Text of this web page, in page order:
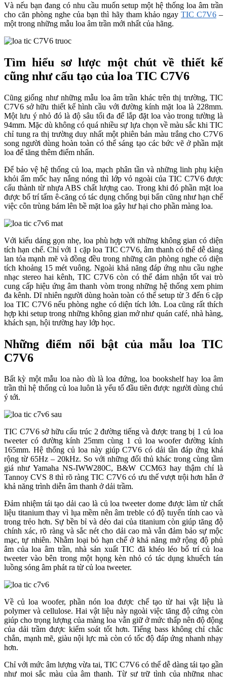
Và nếu bạn đang có nhu cầu muốn setup một hệ thống loa âm trần
cho căn phòng nghe của bạn thì hãy tham khảo ngay TIC C7V6–
một trong những mẫu loa âm trần mới nhất của hãng.
Tìm hiểu sơ lược một chút về thiết kế
cũng như cấu tạo của loa TIC C7V6
Cũng giống như những mẫu loa âm trần khác trên thị trường, TIC
C7V6 sở hữu thiết kế hình cầu với đường kính mặt loa là 228mm.
Một lưu ý nhỏ đó là độ sâu tối đa để lắp đặt loa vào trong tường là
94mm. Mặc dù không có quá nhiều sự lựa chọn về màu sắc khi TIC
chỉ tung ra thị trường duy nhất một phiên bản màu trắng cho C7V6
song người dùng hoàn toàn có thể sáng tạo các bức vẽ ở phần mặt
loa để tăng thêm điểm nhấn.
Để bảo vệ hệ thống củ loa, mạch phân tần và những linh phụ kiện
khỏi ẩm mốc hay nắng nóng thì lớp vỏ ngoài của TIC C7V6 được
cấu thành từ nhựa ABS chất lượng cao. Trong khi đó phần mặt loa
được bố trí tấm ê-căng có tác dụng chống bụi bẩn cũng như hạn chế
việc côn trùng bám lên bề mặt loa gây hư hại cho phần màng loa.
Với kiểu dáng gọn nhẹ, loa phù hợp với những không gian có diện
tích hạn chế. Chỉ với 1 cặp loa TIC C7V6, âm thanh có thể dễ dàng
lan tỏa mạnh mẽ và đồng đều trong những căn phòng nghe có diện
tích khoảng 15 mét vuông. Ngoài khả năng đáp ứng nhu cầu nghe
nhạc stereo hai kênh, TIC C7V6 còn có thể đảm nhận tốt vai trò
cung cấp hiệu ứng âm thanh vòm trong những hệ thống xem phim
đa kênh. Dĩ nhiên người dùng hoàn toàn có thể setup từ 3 đến 6 cặp
loa TIC C7V6 nếu phòng nghe có diện tích lớn. Loa cũng rất thích
hợp khi setup trong những không gian mở như quán café, nhà hàng,
khách sạn, hội trường hay lớp học.
Những điểm nổi bật của mẫu loa TIC
C7V6
Bất kỳ một mẫu loa nào dù là loa đứng, loa bookshelf hay loa âm
trần thì hệ thống củ loa luôn là yếu tố đầu tiên được người dùng chú
ý tới.
TIC C7V6 sở hữu cấu trúc 2 đường tiếng và được trang bị 1 củ loa
tweeter có đường kính 25mm cùng 1 củ loa woofer đường kính
165mm. Hệ thống củ loa này giúp C7V6 có dải tần đáp ứng khá
rộng từ 65Hz – 20kHz. So với những đối thủ khác trong cùng tầm
giá như Yamaha NS-IWW280C, B&W CCM63 hay thậm chí là
Tannoy CVS 8 thì rõ ràng TIC C7V6 có ưu thế vượt trội hơn hẳn ở
khả năng trình diễn âm thanh ở dải trầm.
Đảm nhiệm tái tạo dải cao là củ loa tweeter dome được làm từ chất
liệu titanium thay vì lụa mềm nên âm treble có độ tuyến tính cao và
trong trẻo hơn. Sự bền bỉ và dẻo dai của titanium còn giúp tăng độ
chính xác, rõ ràng và sắc nét cho dải cao mà vẫn đảm bảo sự mộc
mạc, tự nhiên. Nhằm loại bỏ hạn chế ở khả năng mở rộng độ phủ
âm của loa âm trần, nhà sản xuất TIC đã khéo léo bố trí củ loa
tweeter vào bên trong một họng kèn nhỏ có tác dụng khuếch tán
luồng sóng âm phát ra từ củ loa tweeter.
Về củ loa woofer, phần nón loa được chế tạo từ hai vật liệu là
polymer và cellulose. Hai vật liệu này ngoài việc tăng độ cứng còn
giúp cho trọng lượng của màng loa vẫn giữ ở mức thấp nên độ động
của dải trầm được kiểm soát tốt hơn. Tiếng bass không chỉ chắc
chắn, mạnh mẽ, giàu nội lực mà còn có tốc độ đáp ứng nhanh nhạy
hơn.
Chỉ với mức âm lượng vừa tai, TIC C7V6 có thể dễ dàng tái tạo gần
như mọi sắc màu của âm thanh. Từ sự trữ tình của những nhạc